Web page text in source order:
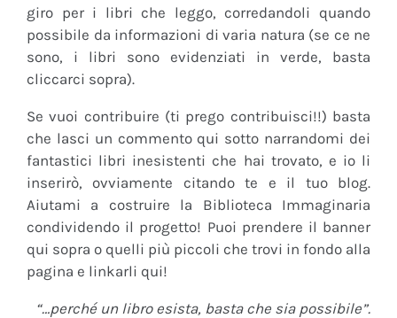
giro per i libri che leggo, corredandoli quando
possibile da informazioni di varia natura (se ce ne
sono, i libri sono evidenziati in verde, basta
cliccarci sopra).
Se vuoi contribuire (ti prego contribuisci!!) basta
che lasci un commento qui sotto narrandomi dei
fantastici libri inesistenti che hai trovato, e io li
inserirò, ovviamente citando te e il tuo blog.
Aiutami a costruire la Biblioteca Immaginaria
condividendo il progetto! Puoi prendere il banner
qui sopra o quelli più piccoli che trovi in fondo alla
pagina e linkarli qui!
“…perché un libro esista, basta che sia possibile”.